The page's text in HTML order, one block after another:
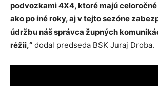
podvozkami 4X4, ktoré majú
ako po iné roky, aj v tejto sezóne
údržbu náš správca župných
réžii,“ dodal predseda BSK Juraj Droba.